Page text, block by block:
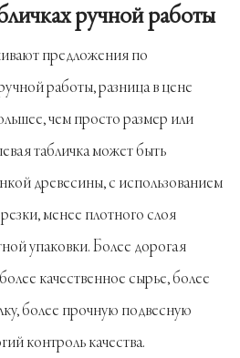
ручной работы
предложения по
работы, разница в цене
чем просто размер или
табличка может быть
древесины, с использованием
менее плотного слоя
упаковки. Более дорогая
качественное сырье, более
более прочную подвесную
контроль качества.